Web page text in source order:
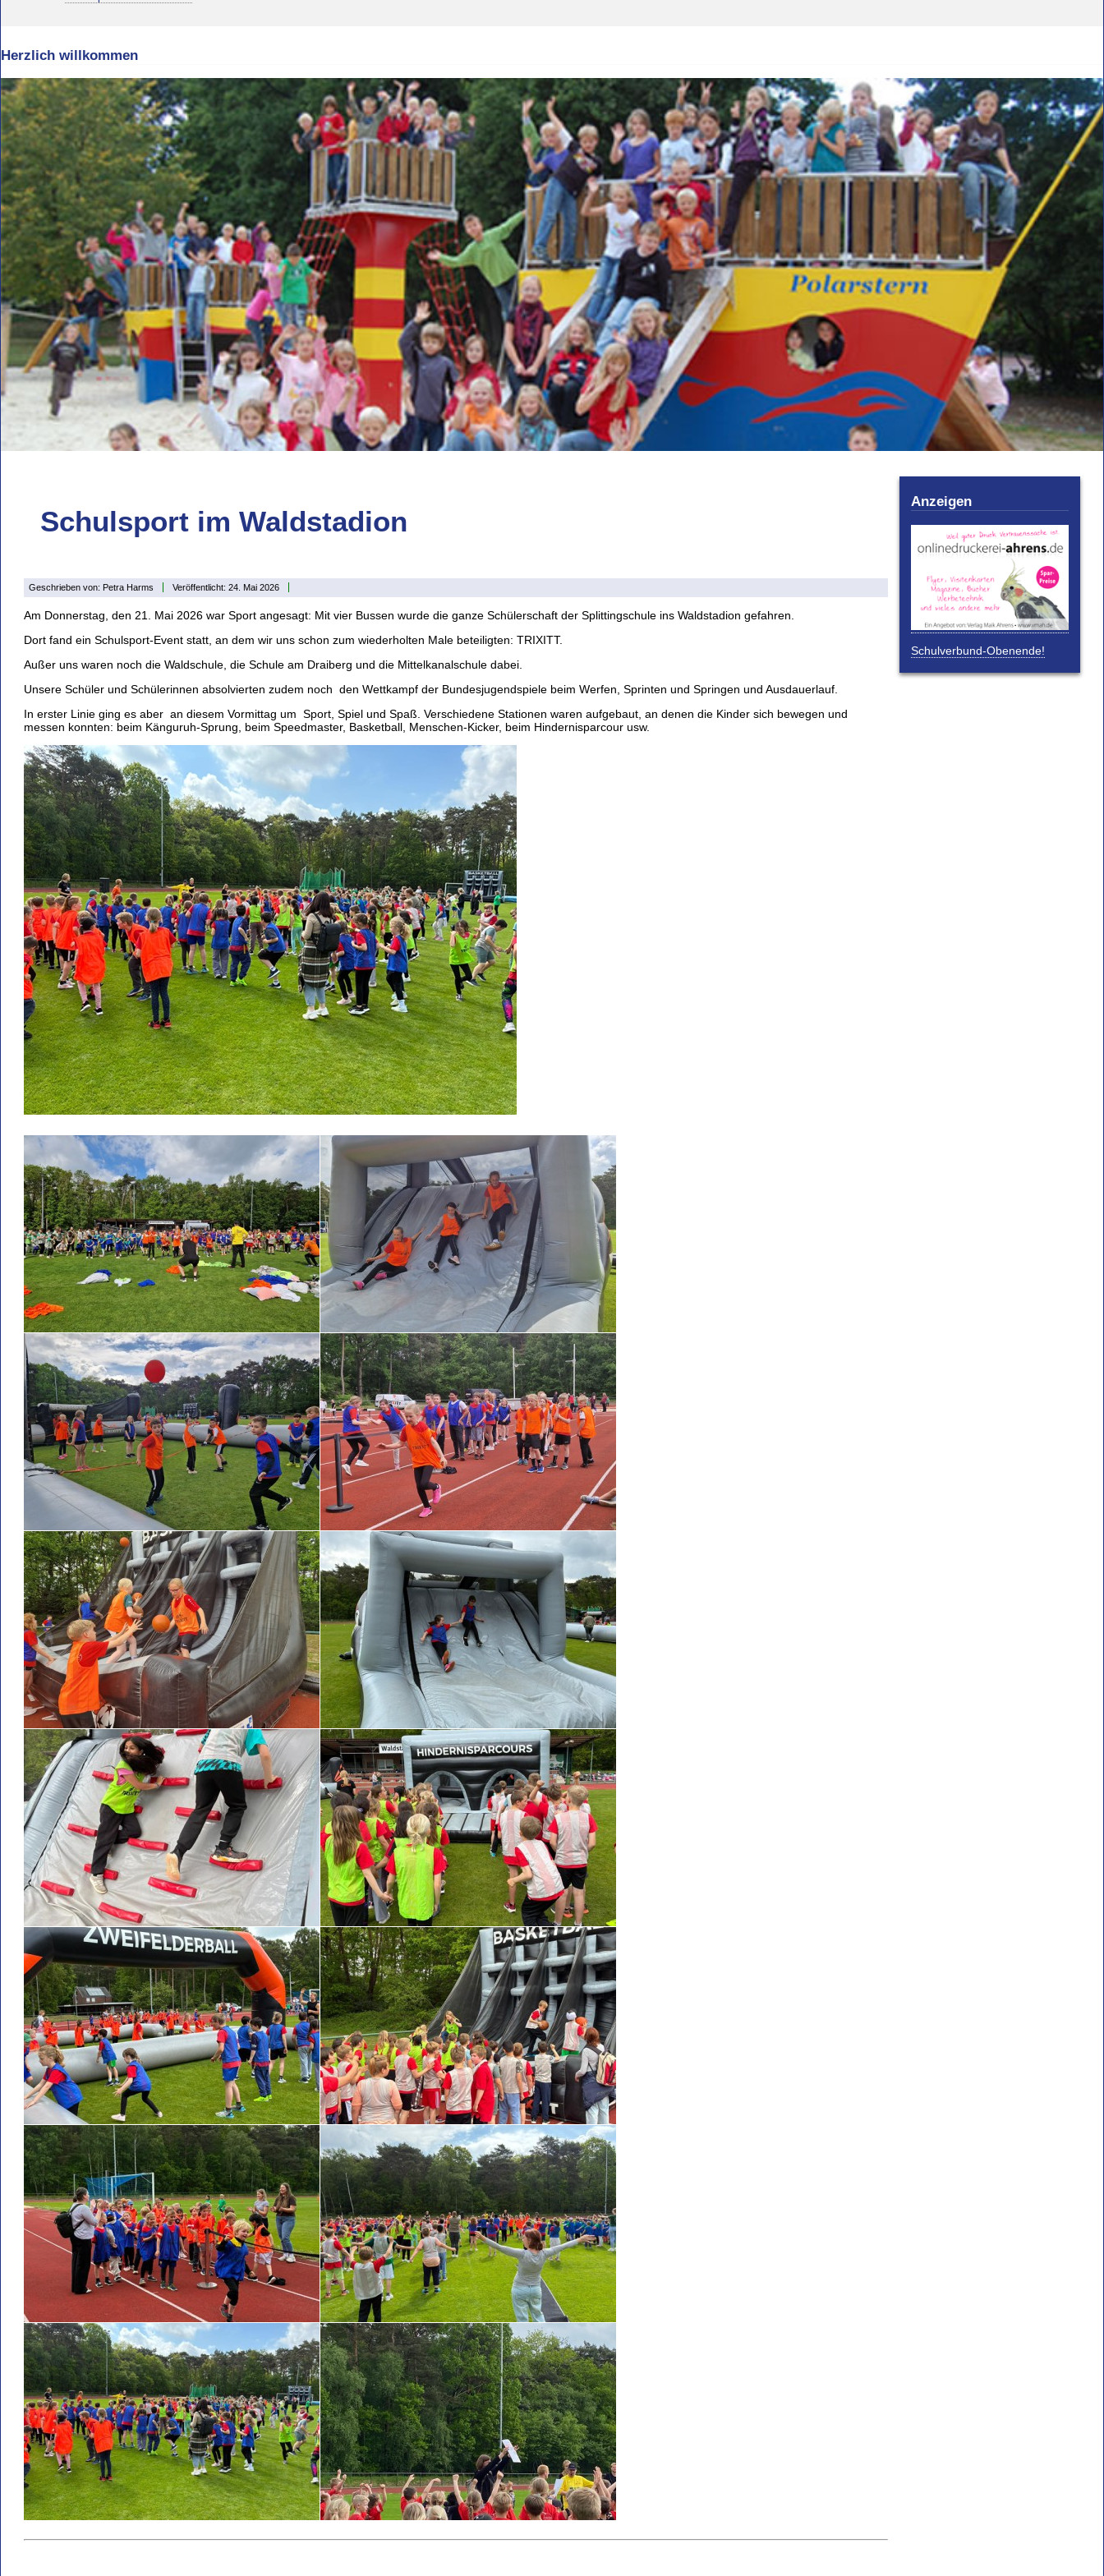
Herzlich willkommen
Schulsport im Waldstadion
Geschrieben von: Petra Harms Veröffentlicht: 24. Mai 2026
Am Donnerstag, den 21. Mai 2026 war Sport angesagt: Mit vier Bussen wurde die ganze Schülerschaft der Splittingschule ins Waldstadion gefahren.
Dort fand ein Schulsport-Event statt, an dem wir uns schon zum wiederholten Male beteiligten: TRIXITT.
Außer uns waren noch die Waldschule, die Schule am Draiberg und die Mittelkanalschule dabei.
Unsere Schüler und Schülerinnen absolvierten zudem noch den Wettkampf der Bundesjugendspiele beim Werfen, Sprinten und Springen und Ausdauerlauf.
In erster Linie ging es aber an diesem Vormittag um Sport, Spiel und Spaß. Verschiedene Stationen waren aufgebaut, an denen die Kinder sich bewegen und
messen konnten: beim Känguruh-Sprung, beim Speedmaster, Basketball, Menschen-Kicker, beim Hindernisparcour usw.
Anzeigen
Schulverbund-Obenende!